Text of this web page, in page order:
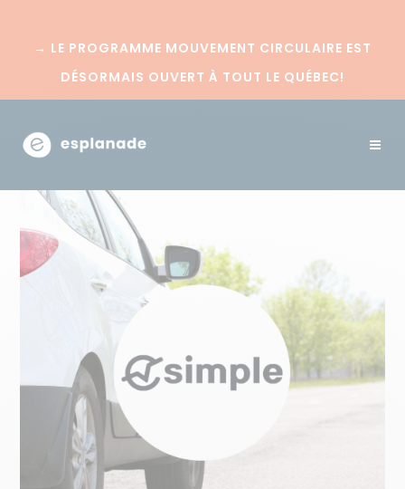
→ LE PROGRAMME MOUVEMENT CIRCULAIRE EST
DÉSORMAIS OUVERT À TOUT LE QUÉBEC!